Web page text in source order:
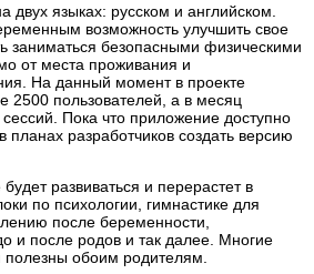
двух языках: русском и английском.
возможность улучшить свое
заниматься безопасными физическими
от места проживания и
На данный момент в проекте
2500 пользователей, а в месяц
Пока что приложение доступно
планах разработчиков создать версию
развиваться и перерастет в
по психологии, гимнастике для
после беременности,
и после родов и так далее. Многие
полезны обоим родителям.